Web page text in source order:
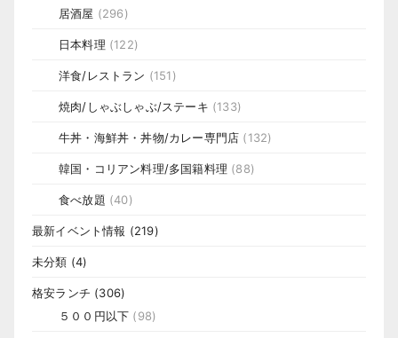
居酒屋 (296)
日本料理 (122)
洋食/レストラン (151)
焼肉/しゃぶしゃぶ/ステーキ (133)
牛丼・海鮮丼・丼物/カレー専門店 (132)
韓国・コリアン料理/多国籍料理 (88)
食べ放題 (40)
最新イベント情報 (219)
未分類 (4)
格安ランチ (306)
５００円以下 (98)